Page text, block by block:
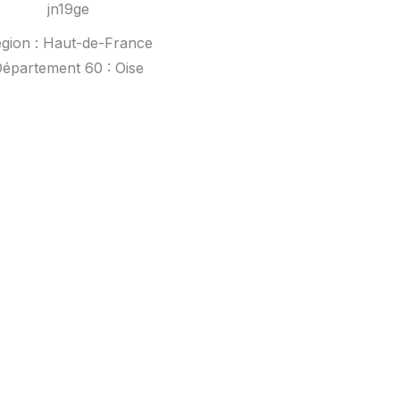
jn19ge
: Haut-de-France
60 : Oise